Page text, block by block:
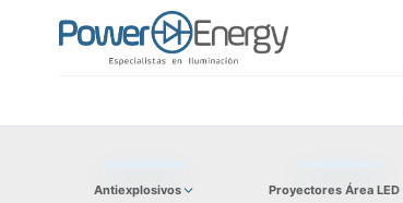
Antiexplosivos Proyectores Área LED